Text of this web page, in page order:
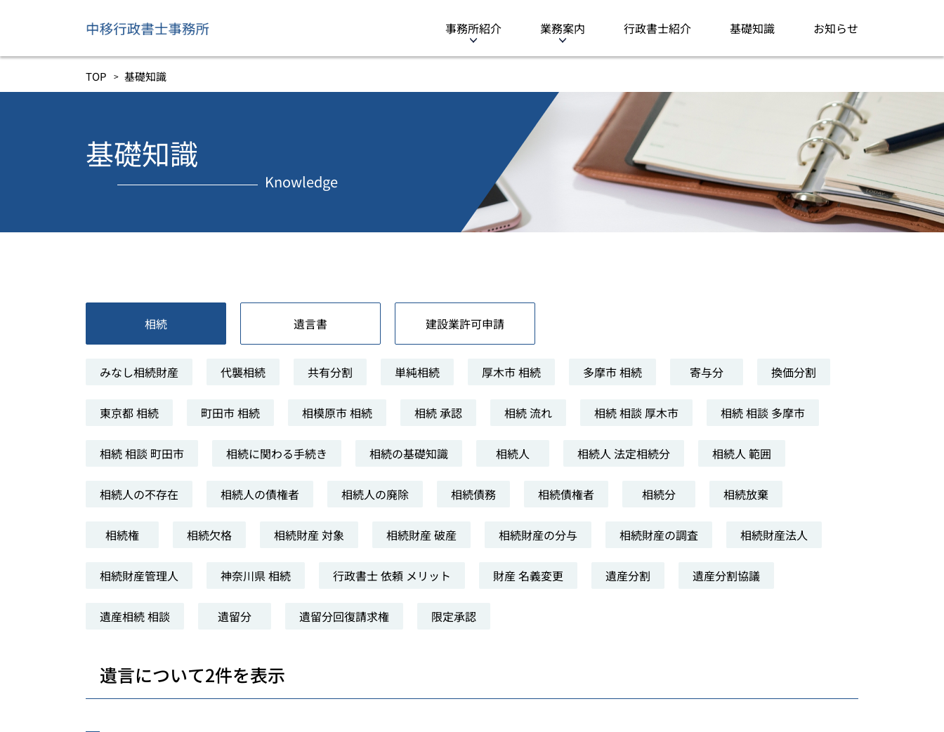
事務所紹介 業務案内 行政書士紹介 基礎知識 お知らせ
TOP 基礎知識
基礎知識
Knowledge
相続 遺言書 建設業許可申請
みなし相続財産 代襲相続 共有分割 単純相続 厚木市 相続 多摩市 相続 寄与分 換価分割
東京都 相続 町田市 相続 相模原市 相続 相続 承認 相続 流れ 相続 相談 厚木市 相続 相談 多摩市
相続 相談 町田市 相続に関わる手続き 相続の基礎知識 相続人 相続人 法定相続分 相続人 範囲
相続人の不存在 相続人の債権者 相続人の廃除 相続債務 相続債権者 相続分 相続放棄
相続権 相続欠格 相続財産 対象 相続財産 破産 相続財産の分与 相続財産の調査 相続財産法人
相続財産管理人 神奈川県 相続 行政書士 依頼 メリット 財産 名義変更 遺産分割 遺産分割協議
遺産相続 相談 遺留分 遺留分回復請求権 限定承認
遺言について2件を表示